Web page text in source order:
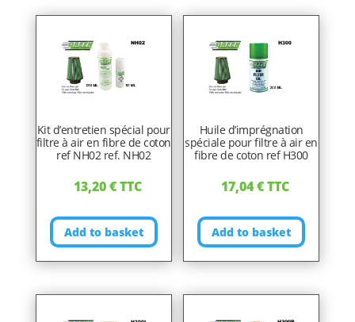
Kit d’entretien spécial pour
filtre à air en fibre de coton
ref NH02 ref. NH02
13,20€TTC
Add to basket
Huile d’imprégnation
spéciale pour filtre à air en
fibre de coton ref H300
17,04€TTC
Add to basket